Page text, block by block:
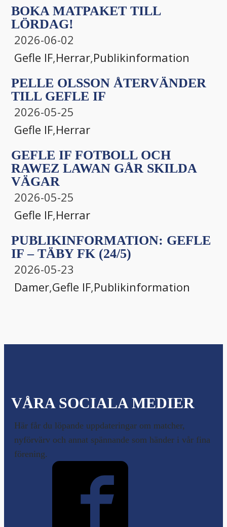
BOKA MATPAKET TILL
LÖRDAG!
2026-06-02
Gefle IF,Herrar,Publikinformation
PELLE OLSSON ÅTERVÄNDER
TILL GEFLE IF
2026-05-25
Gefle IF,Herrar
GEFLE IF FOTBOLL OCH
RAWEZ LAWAN GÅR SKILDA
VÄGAR
2026-05-25
Gefle IF,Herrar
PUBLIKINFORMATION: GEFLE
IF – TÄBY FK (24/5)
2026-05-23
Damer,Gefle IF,Publikinformation
VÅRA SOCIALA MEDIER
Här får du löpande uppdateringar om matcher,
nyförvärv och annat spännande som händer i vår fina
förening.